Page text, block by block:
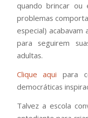
quando brincar ou
problemas
especial) acabavam
para seguirem
adultas.
Clique aqui para
democráticas
Talvez a escola